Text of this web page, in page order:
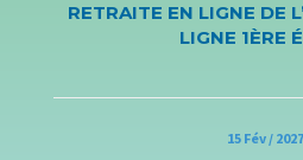
RETRAITE EN LIGNE DE
LIGNE 1ÈRE
15 Fév / 2027